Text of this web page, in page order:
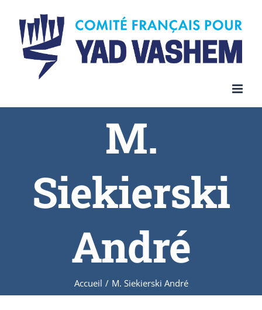
content
M.
Siekierski
André
Accueil / M. Siekierski André